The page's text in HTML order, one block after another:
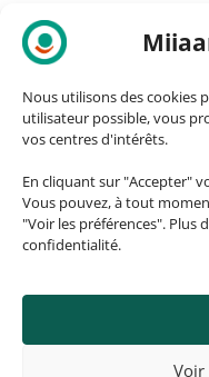
Nous utilisons des cookies
utilisateur possible, vous
vos centres d'intérêts.
En cliquant sur "Accepter"
Vous pouvez, à tout
"Voir les préférences". Plus
confidentialité.
Voir
© 2026,